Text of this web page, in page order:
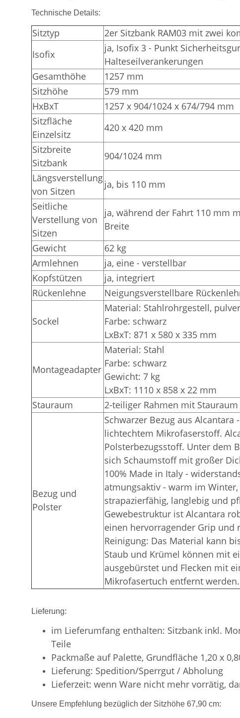
Technische Details:
Sitztyp
2er Sitzbank RAM03 mit zwei
Isofix
ja, Isofix 3 - Punkt
Halteseilverankerungen
Gesamthöhe
1257 mm
Sitzhöhe
579 mm
HxBxT
1257 x 904/1024 x 674/794 mm
Sitzfläche
Einzelsitz
420 x 420 mm
Sitzbreite
Sitzbank
904/1024 mm
Längsverstellung
von Sitzen
ja, bis 110 mm
Seitliche
Verstellung von
Sitzen
ja, während der Fahrt 110 mm
Breite
Gewicht
62 kg
Armlehnen
ja, eine - verstellbar
Kopfstützen
ja, integriert
Rückenlehne
Neigungsverstellbare
Sockel
Material: Stahlrohrgestell,
Farbe: schwarz
LxBxT: 871 x 580 x 335 mm
Montageadapter
Material: Stahl
Farbe: schwarz
Gewicht: 7 kg
LxBxT: 1110 x 858 x 22 mm
Stauraum
2-teiliger Rahmen mit
Bezug und
Polster
Schwarzer Bezug aus
lichtechtem Mikrofaserstoff.
Polsterbezugsstoff. Unter dem
sich Schaumstoff mit großer
100% Made in Italy -
atmungsaktiv - warm im
strapazierfähig, langlebig und
Gewebestruktur ist Alcantara
einen hervorragender Grip und
Reinigung: Das Material kann
Staub und Krümel können mit
ausgebürstet und Flecken mit
Mikrofasertuch entfernt werden.
Lieferung:
im Lieferumfang enthalten: Sitzbank inkl.
Teile
Packmaße auf Palette, Grundfläche 1,20 x
Lieferung: Spedition/Sperrgut / Abholung
Lieferzeit: wenn Ware nicht mehr vorrätig,
Unsere Empfehlung bezüglich der Sitzhöhe 67,90 cm: